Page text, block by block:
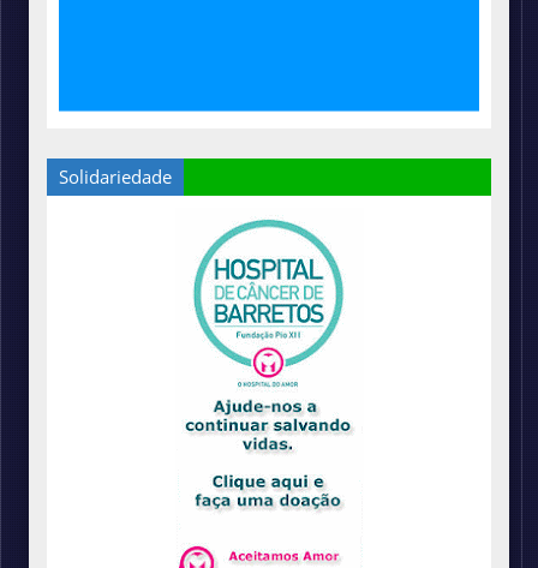
Solidariedade